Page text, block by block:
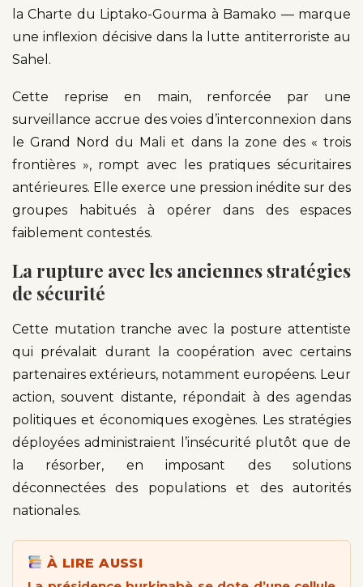
la Charte du Liptako-Gourma à Bamako — marque
une inflexion décisive dans la lutte antiterroriste au
Sahel.
Cette reprise en main, renforcée par une
surveillance accrue des voies d’interconnexion dans
le Grand Nord du Mali et dans la zone des « trois
frontières », rompt avec les pratiques sécuritaires
antérieures. Elle exerce une pression inédite sur des
groupes habitués à opérer dans des espaces
faiblement contestés.
La rupture avec les anciennes stratégies
de sécurité
Cette mutation tranche avec la posture attentiste
qui prévalait durant la coopération avec certains
partenaires extérieurs, notamment européens. Leur
action, souvent distante, répondait à des agendas
politiques et économiques exogènes. Les stratégies
déployées administraient l’insécurité plutôt que de
la résorber, en imposant des solutions
déconnectées des populations et des autorités
nationales.
À LIRE AUSSI